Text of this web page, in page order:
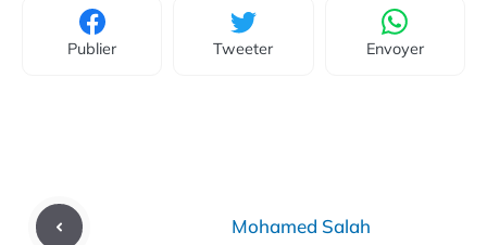
Publier Tweeter Envoyer
Mohamed Salah